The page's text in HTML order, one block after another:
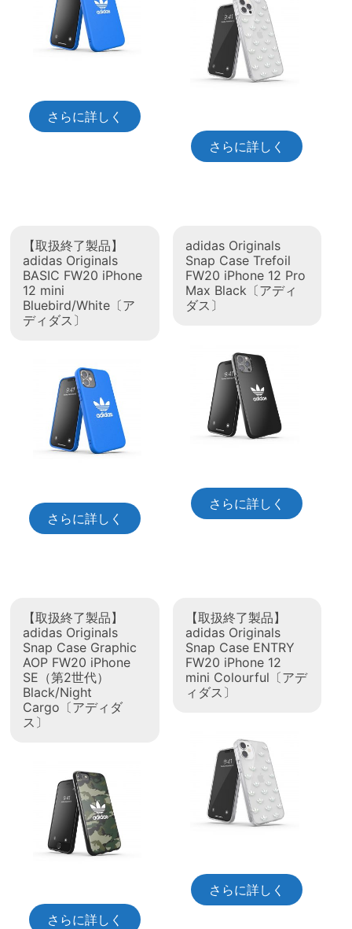
さらに詳しく
さらに詳しく
【取扱終了製品】
adidas Originals
BASIC FW20 iPhone
12 mini
Bluebird/White〔ア
ディダス〕
さらに詳しく
adidas Originals
Snap Case Trefoil
FW20 iPhone 12 Pro
Max Black〔アディ
ダス〕
さらに詳しく
【取扱終了製品】
adidas Originals
Snap Case Graphic
AOP FW20 iPhone
SE（第2世代）
Black/Night
Cargo〔アディダ
ス〕
さらに詳しく
【取扱終了製品】
adidas Originals
Snap Case ENTRY
FW20 iPhone 12
mini Colourful〔アデ
ィダス〕
さらに詳しく